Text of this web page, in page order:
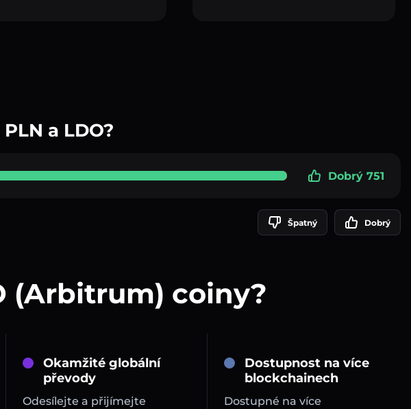
a LDO?
Dobrý 751
Špatný Dobrý
(Arbitrum) coiny?
Okamžité globální
převody
Odesílejte a přijímejte
Dostupnost na více
blockchainech
Dostupné na více